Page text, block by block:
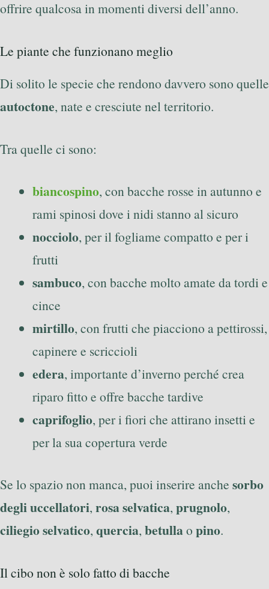
offrire qualcosa in momenti diversi dell’anno.
Le piante che funzionano meglio
Di solito le specie che rendono davvero sono quelle
autoctone, nate e cresciute nel territorio.
Tra quelle ci sono:
biancospino, con bacche rosse in autunno e
rami spinosi dove i nidi stanno al sicuro
nocciolo, per il fogliame compatto e per i
frutti
sambuco, con bacche molto amate da tordi e
cince
mirtillo, con frutti che piacciono a pettirossi,
capinere e scriccioli
edera, importante d’inverno perché crea
riparo fitto e offre bacche tardive
caprifoglio, per i fiori che attirano insetti e
per la sua copertura verde
Se lo spazio non manca, puoi inserire anche sorbo
degli uccellatori, rosa selvatica, prugnolo,
ciliegio selvatico, quercia, betullao pino.
Il cibo non è solo fatto di bacche